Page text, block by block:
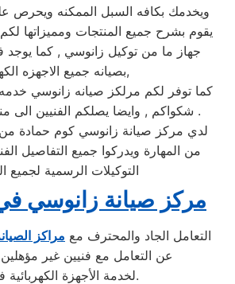
ويخدمك بكافه السبل الممكنه ويحرص
يقوم بشرح جميع المنتجات ومميزاتها
جهاز ما من توكيل زانوسي , كما
بصيانه جميع الاجهزه الكهربائيه,
شكواكم , وايضا يصلكم الفنيين الى منزل لصيانه اجهزتكم .
لدي مركز صيانة زانوسي كوم حمادة
من المهارة ويدركوا جميع التفاصيل
التوكيلات الرسمية لجميع
مركز صيانة زانوسي
التعامل الجاد والمحترف مع مراكز
عن التعامل مع فنيين غير
لخدمة الأجهزة الكهربائية فى مصر.